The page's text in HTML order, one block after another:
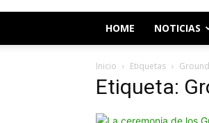
HOME NOTICIAS
Inicio Etiquetas
Etiqueta: